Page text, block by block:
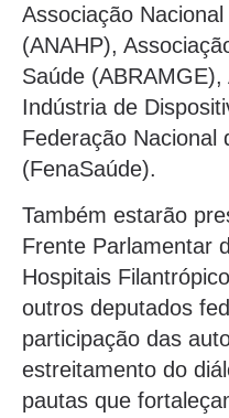
Associação
(ANAHP),
Saúde
Indústria de
Federação Nacional
(FenaSaúde).
Também estarão
Frente Parlamentar
Hospitais
outros deputados
participação das
estreitamento do
pautas que